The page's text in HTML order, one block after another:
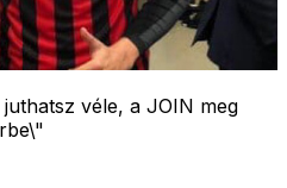
véle, a JOIN meg